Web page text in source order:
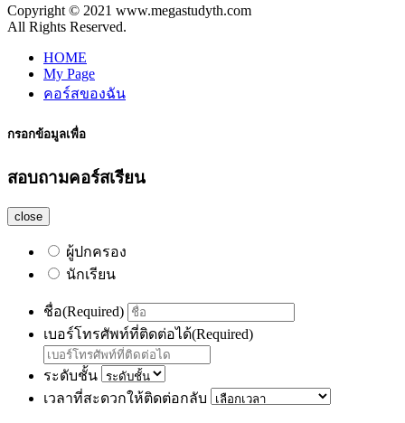
Copyright © 2021 www.megastudyth.com
All Rights Reserved.
HOME
My Page
คอร์สของฉัน
กรอกข้อมูลเพื่อ
สอบถามคอร์สเรียน
close
ผู้ปกครอง
นักเรียน
ชื่อ(Required)
เบอร์โทรศัพท์ที่ติดต่อได้(Required)
ระดับชั้น
เวลาที่สะดวกให้ติดต่อกลับ